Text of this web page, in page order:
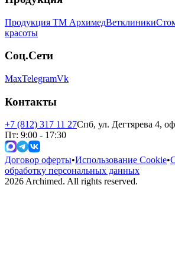
Продукция ТМ АрхимедВетклиники
красоты
Соц.Сети
MaxTelegramVk
Контакты
+7 (812) 317 11 27Спб, ул. Дегтярева 4,
Пт: 9:00 - 17:30
Договор оферты•Использование Cookie•
обработку персональных данных
2026Archimed. All rights reserved.